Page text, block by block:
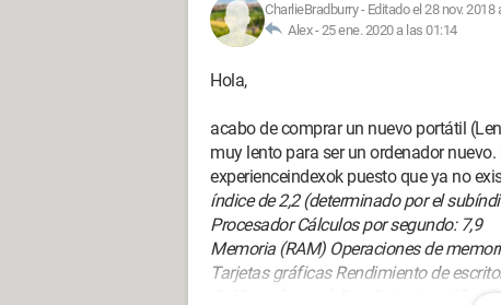
CharlieBradburry- Editado el 28 nov. 2018
Alex -25 ene. 2020 a las 01:14
Hola,
acabo de comprar un nuevo portátil
muy lento para ser un ordenador
experienceindexok puesto que ya no
índice de 2,2 (determinado por el
Procesador Cálculos por segundo: 7,9
Memoria (RAM) Operaciones de
Tarjetas gráficas Rendimiento de